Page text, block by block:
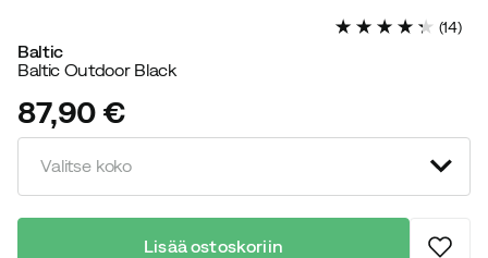
(14)
Baltic
Baltic Outdoor Black
price
87,90 €
Valitse koko
Lisää ostoskoriin